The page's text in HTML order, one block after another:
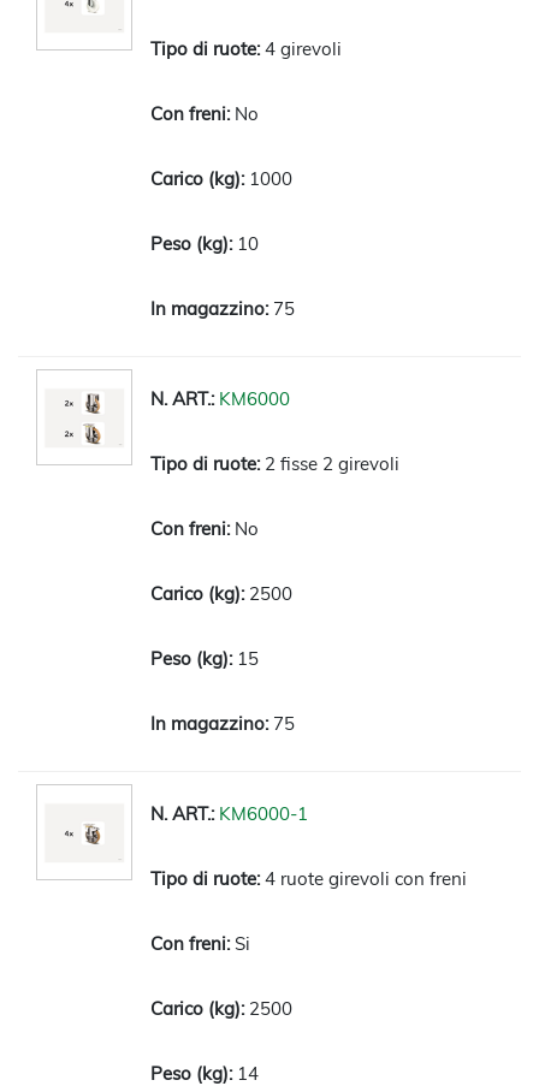
4 girevoli
No
1000
10
75
KM6000
2 fisse 2 girevoli
No
2500
15
75
KM6000-1
4 ruote girevoli con freni
Si
2500
14